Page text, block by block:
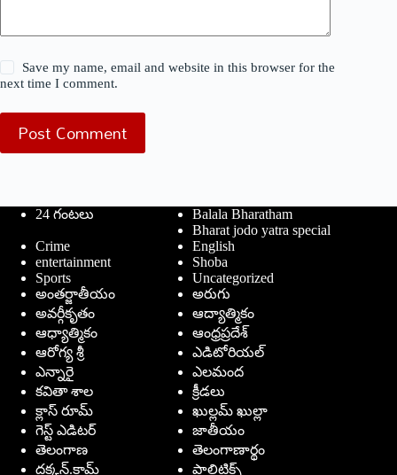
Save my name, email and website in this browser for the
next time I comment.
Post Comment
24 గంటలు
Balala Bharatham
Bharat jodo yatra special
Crime
English
entertainment
Shoba
Sports
Uncategorized
అంతర్జాతీయం
అరుగు
అవర్గీకృతం
ఆద్యాత్మికం
ఆధ్యాత్మికం
ఆంధ్రప్రదేశ్
ఆరోగ్య శ్రీ
ఎడిటోరియల్
ఎన్నారై
ఎలమంద
కవితా శాల
క్రీడలు
క్లాస్ రూమ్
ఖుల్లమ్ ఖుల్లా
గెస్ట్ ఎడిటర్
జాతీయం
తెలంగాణ
తెలంగాణార్థం
దక్కన్.కామ్
పాలిటిక్స్